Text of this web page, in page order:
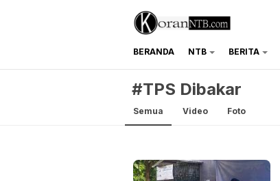
koranntb.com
BERANDA NTB BERITA
#TPS Dibakar
Semua Video Foto